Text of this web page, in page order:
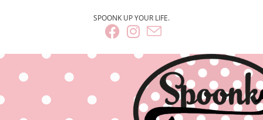
SPOONK UP YOUR LIFE.